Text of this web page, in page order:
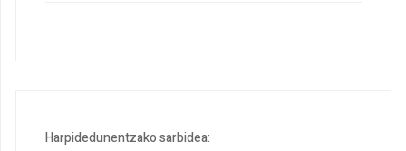
Harpidedunentzako sarbidea: